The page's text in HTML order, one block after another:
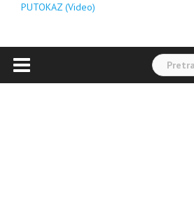
PUTOKAZ (Video)
Pretraga: